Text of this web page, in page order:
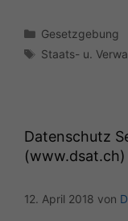
Kategorien
Gesetzgebung
Schlagwörter
Staats- u.
Datenschutz
(www.dsat.ch)
12. April 2018 von